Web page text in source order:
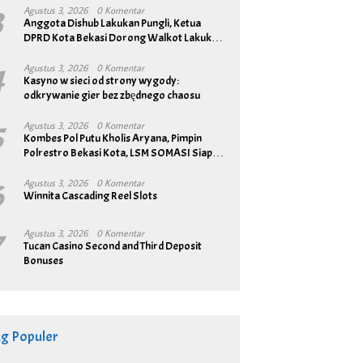
Agustus 3, 2026 0 Komentar
Anggota Dishub Lakukan Pungli, Ketua
DPRD Kota Bekasi Dorong Walkot Lakukan
Agustus 3, 2026 0 Komentar
Kasyno w sieci od strony wygody:
odkrywanie gier bez zbędnego chaosu
Agustus 3, 2026 0 Komentar
Kombes Pol Putu Kholis Aryana, Pimpin
Polrestro Bekasi Kota, LSM SOMASI Siap
Agustus 3, 2026 0 Komentar
Winnita Cascading Reel Slots
Agustus 3, 2026 0 Komentar
Tucan Casino Second and Third Deposit
Bonuses
Populer